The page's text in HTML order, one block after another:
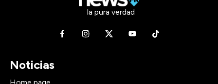
la pura verdad
Noticias
Home page